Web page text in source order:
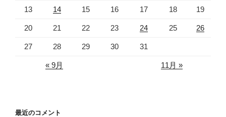
13 14 15 16 17 18 19
20 21 22 23 24 25 26
27 28 29 30 31
« 9月 11月 »
最近のコメント